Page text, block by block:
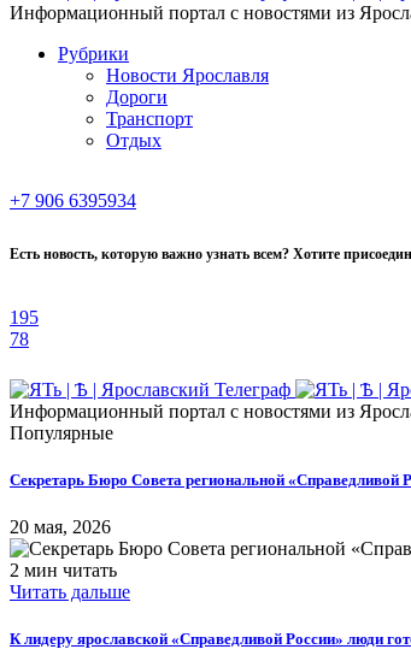
Информационный портал с новостями из
Рубрики
Новости Ярославля
Дороги
Транспорт
Отдых
+7 906 6395934
Есть новость, которую важно узнать всем? Хотите
195
78
Информационный портал с новостями из
Популярные
Секретарь Бюро Совета региональной «Справедливой
20 мая, 2026
2 мин читать
Читать дальше
К лидеру ярославской «Справедливой России» люди